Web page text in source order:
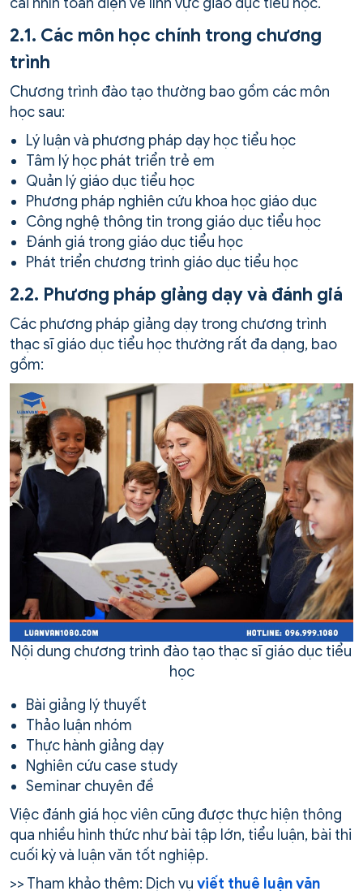
2.1. Các môn học chính trong chương
trình
Chương trình đào tạo thường bao gồm các môn
học sau:
Lý luận và phương pháp dạy học tiểu học
Tâm lý học phát triển trẻ em
Quản lý giáo dục tiểu học
Phương pháp nghiên cứu khoa học giáo dục
Công nghệ thông tin trong giáo dục tiểu học
Đánh giá trong giáo dục tiểu học
Phát triển chương trình giáo dục tiểu học
2.2. Phương pháp giảng dạy và đánh giá
Các phương pháp giảng dạy trong chương trình
thạc sĩ giáo dục tiểu học thường rất đa dạng, bao
gồm:
Nội dung chương trình đào tạo thạc sĩ giáo dục tiểu
học
Bài giảng lý thuyết
Thảo luận nhóm
Thực hành giảng dạy
Nghiên cứu case study
Seminar chuyên đề
Việc đánh giá học viên cũng được thực hiện thông
qua nhiều hình thức như bài tập lớn, tiểu luận, bài thi
cuối kỳ và luận văn tốt nghiệp.
>> Tham khảo thêm: Dịch vụ viết thuê luận văn